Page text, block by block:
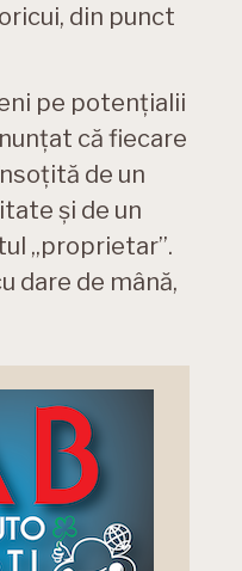
din punct
pe potențialii
că fiecare
de un
și de un
„proprietar”.
dare de mână,